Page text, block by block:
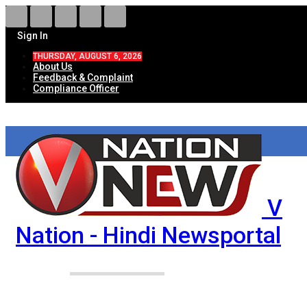
Sign In
THURSDAY, AUGUST 6, 2026
About Us
Feedback & Complaint
Compliance Officer
V
Nation - Hindi Newsportal